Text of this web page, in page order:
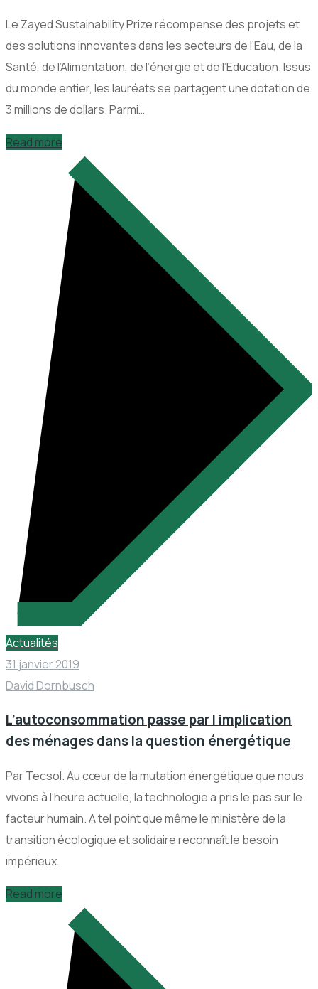
Le Zayed Sustainability Prize récompense des projets et
des solutions innovantes dans les secteurs de l’Eau, de la
Santé, de l’Alimentation, de l’énergie et de l’Education. Issus
du monde entier, les lauréats se partagent une dotation de
3 millions de dollars. Parmi…
Read more
Actualités
31 janvier 2019
David Dornbusch
L’autoconsommation passe par l implication
des ménages dans la question énergétique
Par Tecsol. Au cœur de la mutation énergétique que nous
vivons à l’heure actuelle, la technologie a pris le pas sur le
facteur humain. A tel point que même le ministère de la
transition écologique et solidaire reconnaît le besoin
impérieux…
Read more